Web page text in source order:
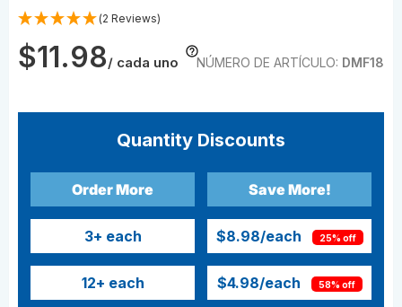
(2 Reviews)
$11.98/ cada uno NÚMERO DE ARTÍCULO: DMF18
Quantity Discounts
Order More
3+ each
12+ each
Save More!
$8.98/each 25% off
$4.98/each 58% off